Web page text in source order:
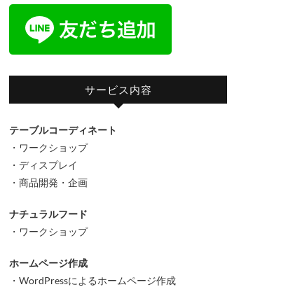
サービス内容
テーブルコーディネート
・ワークショップ
・ディスプレイ
・商品開発・企画
ナチュラルフード
・ワークショップ
ホームページ作成
・WordPressによるホームページ作成